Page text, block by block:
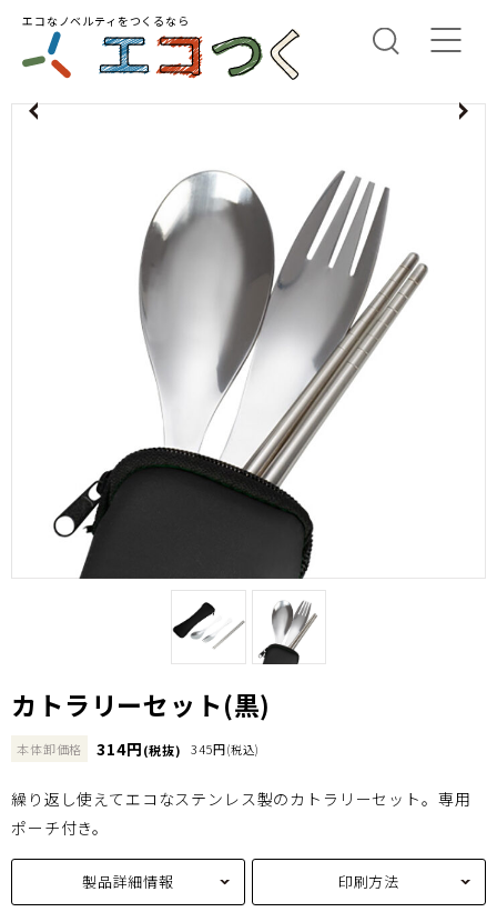
エコなノベルティをつくるなら
カトラリーセット(黒)
本体卸価格 314円(税抜) 345円(税込)
繰り返し使えてエコなステンレス製のカトラリーセット。専用
ポーチ付き。
製品詳細情報 印刷方法